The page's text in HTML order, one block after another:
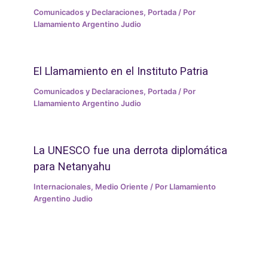
Comunicados y Declaraciones, Portada / Por
Llamamiento Argentino Judio
El Llamamiento en el Instituto Patria
Comunicados y Declaraciones, Portada / Por
Llamamiento Argentino Judio
La UNESCO fue una derrota diplomática
para Netanyahu
Internacionales, Medio Oriente / Por Llamamiento
Argentino Judio